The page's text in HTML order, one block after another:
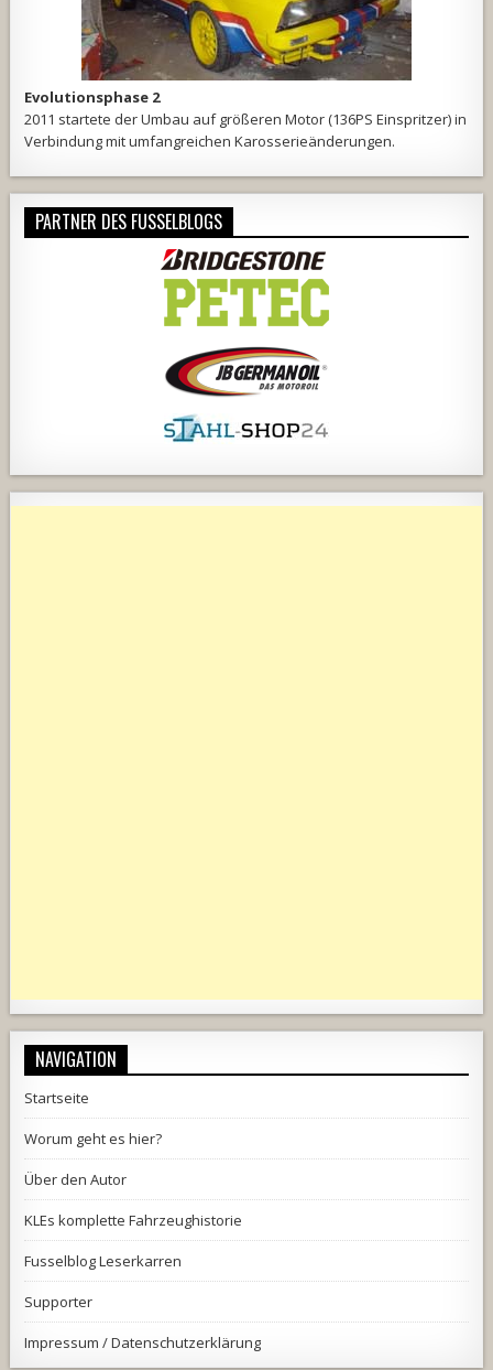
Evolutionsphase 2
2011 startete der Umbau auf größeren Motor (136PS Einspritzer) in
Verbindung mit umfangreichen Karosserieänderungen.
PARTNER DES FUSSELBLOGS
NAVIGATION
Startseite
Worum geht es hier?
Über den Autor
KLEs komplette Fahrzeughistorie
Fusselblog Leserkarren
Supporter
Impressum / Datenschutzerklärung